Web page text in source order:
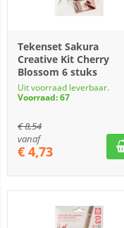
Tekenset Sakura
Creative Kit Cherry
Blossom 6 stuks
Uit voorraad leverbaar.
Voorraad: 67
€8,54
vanaf
€ 4,73